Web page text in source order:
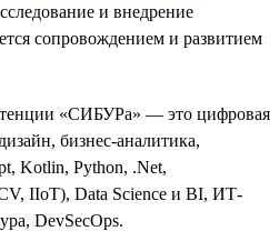
и внедрение
сопровождением и развитием
«СИБУРа» — это цифровая
бизнес-аналитика,
Kotlin, Python, .Net,
IIoT), Data Science и BI, ИТ-
DevSecOps.